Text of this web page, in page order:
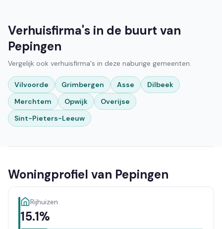
Verhuisfirma's in de buurt van
Pepingen
Vergelijk ook verhuisfirma's in deze naburige gemeenten.
Vilvoorde Grimbergen Asse
Dilbeek
Merchtem
Opwijk
Overijse
Sint-Pieters-Leeuw
Woningprofiel van Pepingen
Rijhuizen
15.1%